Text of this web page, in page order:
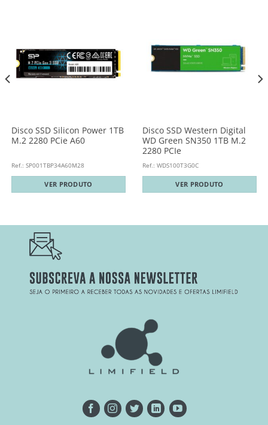
Disco SSD Silicon Power 1TB
M.2 2280 PCie A60
Ref.: SP001TBP34A60M28
VER PRODUTO
Disco SSD Western Digital
WD Green SN350 1TB M.2
2280 PCIe
Ref.: WDS100T3G0C
VER PRODUTO